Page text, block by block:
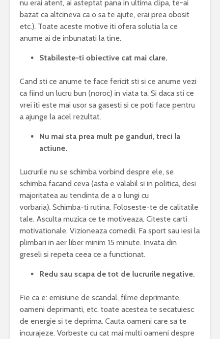
nu erai atent, ai asteptat pana in ultima clipa, te-ai
bazat ca altcineva ca o sa te ajute, erai prea obosit
etc.). Toate aceste motive iti ofera solutia la ce
anume ai de inbunatati la tine.
Stabileste-ti obiective cat mai clare.
Cand sti ce anume te face fericit sti si ce anume vezi
ca fiind un lucru bun (noroc) in viata ta. Si daca sti ce
vrei iti este mai usor sa gasesti si ce poti face pentru
a ajunge la acel rezultat.
Nu mai sta prea mult pe ganduri, treci la
actiune.
Lucrurile nu se schimba vorbind despre ele, se
schimba facand ceva (asta e valabil si in politica, desi
majoritatea au tendinta de a o lungi cu
vorbaria). Schimba-ti rutina. Foloseste-te de calitatile
tale. Asculta muzica ce te motiveaza. Citeste carti
motivationale. Vizioneaza comedii. Fa sport sau iesi la
plimbari in aer liber minim 15 minute. Invata din
greseli si repeta ceea ce a functionat.
Redu sau scapa de tot de lucrurile negative.
Fie ca e: emisiune de scandal, filme deprimante,
oameni deprimanti, etc. toate acestea te secatuiesc
de energie si te deprima. Cauta oameni care sa te
incurajeze. Vorbeste cu cat mai multi oameni despre